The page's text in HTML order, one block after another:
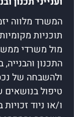
המשרד מלווה
תוכניות
מול משרדי
התכנון
ולהשבחה של
טיפול בנושאים
ו/או ניוד זכויות